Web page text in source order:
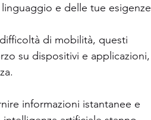
e delle tue esigenze
di mobilità, questi
su dispositivi e applicazioni,
informazioni istantanee e